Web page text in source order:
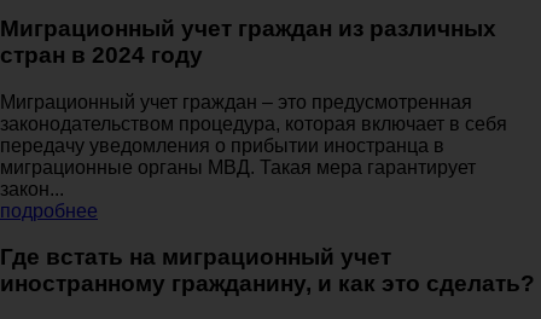
Миграционный учет граждан из различных
стран в 2024 году
Миграционный учет граждан – это предусмотренная
законодательством процедура, которая включает в себя
передачу уведомления о прибытии иностранца в
миграционные органы МВД. Такая мера гарантирует
закон...
подробнее
Где встать на миграционный учет
иностранному гражданину, и как это сделать?